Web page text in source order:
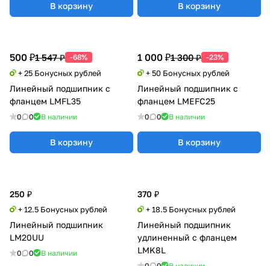
В корзину В корзину
1 000 ₽1 300 ₽ -23%
+ 50 Бонусных рублей
Линейный подшипник с
фланцем LMEFC25
0 0 В наличии
В корзину
250 ₽
+ 12.5 Бонусных рублей
Линейный подшипник
LM20UU
0 0 В наличии
370 ₽
+ 18.5 Бонусных рублей
Линейный подшипник
удлиненный с фланцем
LMK8L
500 ₽1 547 ₽ -68%
+ 25 Бонусных рублей
Линейный подшипник с
фланцем LMFL35
0 0 В наличии
В корзину